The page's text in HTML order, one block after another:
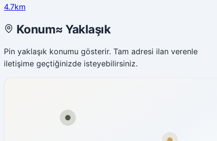
4.7km
Konum≈Yaklaşık
Pin yaklaşık konumu gösterir. Tam adresi ilan verenle
iletişime geçtiğinizde isteyebilirsiniz.